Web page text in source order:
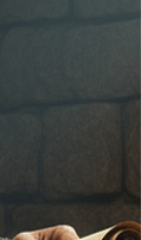
는 큰 맥락보다는
합니다. 서론 : 가
'이다 "요단강 건
만나리..." 이 찬
죽어서 가는 천국
자세히 보면 가나
유혹이 있고, 실
국의 완성이 아니